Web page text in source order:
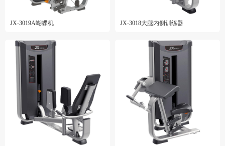
JX-3019A蝴蝶机 JX-3018大腿内侧训练器